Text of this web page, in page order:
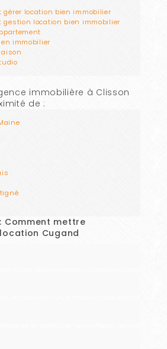
gérer location bien immobilier
gestion location bien immobilier
immobilier
immobilière à Clisson
de :
Comment mettre
Cugand